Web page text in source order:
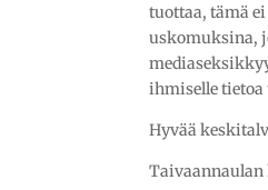
tuottaa, tämä
uskomuksina,
ihmiselle tietoa
Hyvää